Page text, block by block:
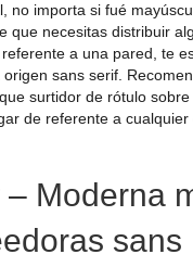
no importa si fué
que necesitas distribuir
a una pared, te
sans serif.
surtidor de rótulo
de referente a
Moderna
sans